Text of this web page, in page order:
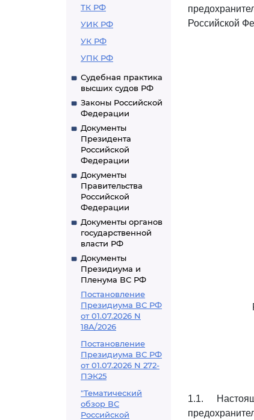
ТК РФ
УИК РФ
УК РФ
УПК РФ
Судебная практика
высших судов РФ
Законы Российской
Федерации
Документы
Президента
Российской
Федерации
Документы
Правительства
Российской
Федерации
Документы органов
государственной
власти РФ
Документы
Президиума и
Пленума ВС РФ
Постановление
Президиума ВС РФ
от 01.07.2026 N
18А/2026
Постановление
Президиума ВС РФ
от 01.07.2026 N 272-
ПЭК25
"Тематический
обзор ВС
Российской
Российской
1.1.